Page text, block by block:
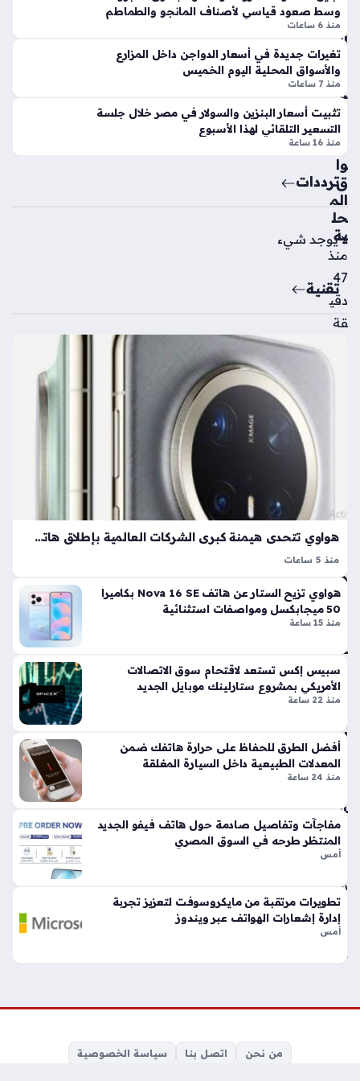
تفا
عل
الج
مه
ور
مع
انت
قا
ل
مح
مد
ص
لاح
لط
راب
زو
ن
سب
ور
لا
ت
الي
وم
الخ
مي
س
بالأ
س
وا
ق
الم
حل
ية
منذ
47
دقي
قة
ب
قد
تنه
ي
هد
وء
هات
ف
ك
وت
غي
ادا
ت
التن
ات
لدي
ك
سا
عة
واح
دة
دي
وسط صعود قياسي لأصناف المانجو والطماطم
منذ 6 ساعات
تغيرات جديدة في أسعار الدواجن داخل المزارع
والأسواق المحلية اليوم الخميس
منذ 7 ساعات
تثبيت أسعار البنزين والسولار في مصر خلال جلسة
التسعير التلقائي لهذا الأسبوع
منذ 16 ساعة
ترددات
لا يوجد شيء
تقنية
هواوي تتحدى هيمنة كبرى الشركات العالمية بإطلاق هاتف جديد بمواصفات تقنية غير مسبوقة
منذ 5 ساعات
في الأوساط العالمية؛ حيث تتأهب الشركة الصينية للكشف عن
إصدارات رائدة تستعرض قدراتها في الابتكار التقني. تأتي هذه
هواوي تزيح الستار عن هاتف Nova 16 SE بكاميرا
50 ميجابكسل ومواصفات استثنائية
منذ 15 ساعة
سبيس إكس تستعد لاقتحام سوق الاتصالات
الأمريكي بمشروع ستارلينك موبايل الجديد
منذ 22 ساعة
أفضل الطرق للحفاظ على حرارة هاتفك ضمن
المعدلات الطبيعية داخل السيارة المغلقة
منذ 24 ساعة
مفاجآت وتفاصيل صادمة حول هاتف فيفو الجديد
المنتظر طرحه في السوق المصري
أمس
تطويرات مرتقبة من مايكروسوفت لتعزيز تجربة
إدارة إشعارات الهواتف عبر ويندوز
أمس
من نحن اتصل بنا سياسة الخصوصية